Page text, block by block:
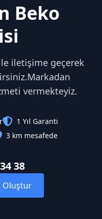
Beko
iletişime geçerek
vermekteyiz.
1 Yıl Garanti
3 km mesafede
38
Oluştur